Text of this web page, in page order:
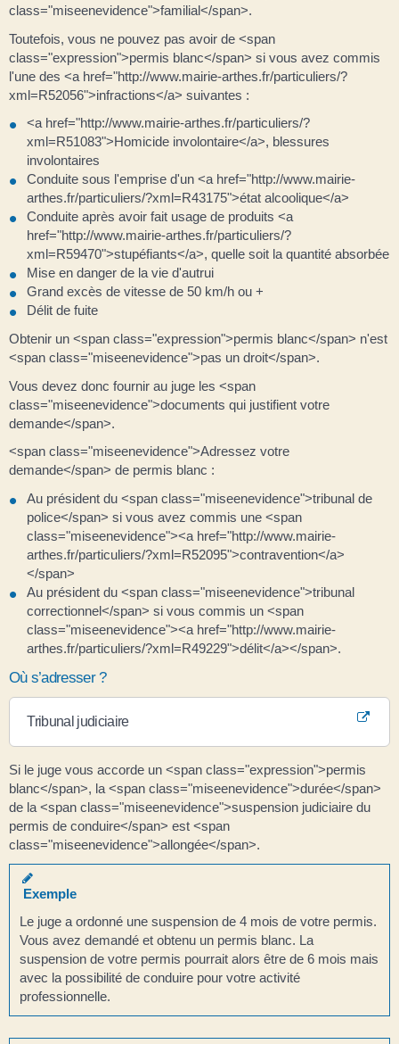
class="miseenevidence">familial</span>.
Toutefois, vous ne pouvez pas avoir de <span
class="expression">permis blanc</span> si vous avez commis
l'une des <a href="http://www.mairie-arthes.fr/particuliers/?
xml=R52056">infractions</a> suivantes :
<a href="http://www.mairie-arthes.fr/particuliers/?
xml=R51083">Homicide involontaire</a>, blessures
involontaires
Conduite sous l'emprise d'un <a href="http://www.mairie-
arthes.fr/particuliers/?xml=R43175">état alcoolique</a>
Conduite après avoir fait usage de produits <a
href="http://www.mairie-arthes.fr/particuliers/?
xml=R59470">stupéfiants</a>, quelle soit la quantité absorbée
Mise en danger de la vie d'autrui
Grand excès de vitesse de 50 km/h ou +
Délit de fuite
Obtenir un <span class="expression">permis blanc</span> n'est
<span class="miseenevidence">pas un droit</span>.
Vous devez donc fournir au juge les <span
class="miseenevidence">documents qui justifient votre
demande</span>.
<span class="miseenevidence">Adressez votre
demande</span> de permis blanc :
Au président du <span class="miseenevidence">tribunal de
police</span> si vous avez commis une <span
class="miseenevidence"><a href="http://www.mairie-
arthes.fr/particuliers/?xml=R52095">contravention</a>
</span>
Au président du <span class="miseenevidence">tribunal
correctionnel</span> si vous commis un <span
class="miseenevidence"><a href="http://www.mairie-
arthes.fr/particuliers/?xml=R49229">délit</a></span>.
Où s’adresser ?
Tribunal judiciaire
Si le juge vous accorde un <span class="expression">permis
blanc</span>, la <span class="miseenevidence">durée</span>
de la <span class="miseenevidence">suspension judiciaire du
permis de conduire</span> est <span
class="miseenevidence">allongée</span>.
Exemple
Le juge a ordonné une suspension de 4 mois de votre permis.
Vous avez demandé et obtenu un permis blanc. La
suspension de votre permis pourrait alors être de 6 mois mais
avec la possibilité de conduire pour votre activité
professionnelle.